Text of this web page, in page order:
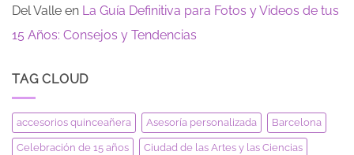
Del Valle en La Guía Definitiva para Fotos y Videos de tus
15 Años: Consejos y Tendencias
TAG CLOUD
accesorios quinceañera Asesoría personalizada Barcelona
Celebración de 15 años Ciudad de las Artes y las Ciencias